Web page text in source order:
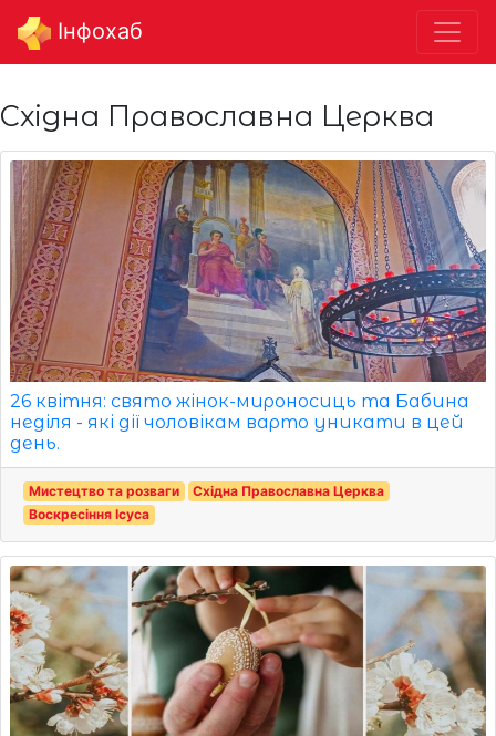
Інфохаб
Східна Православна Церква
26 квітня: свято жінок-мироносиць та Бабина
неділя - які дії чоловікам варто уникати в цей
день.
Мистецтво та розваги
Східна Православна Церква
Воскресіння Ісуса